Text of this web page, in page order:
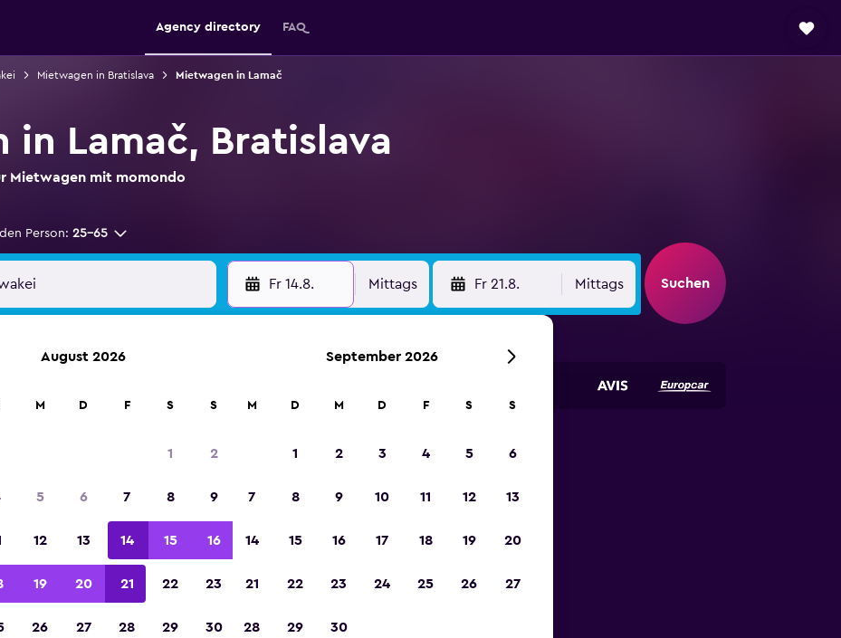
Agency directory FAQ
Mietwagen in Bratislava Mietwagen in Lamač
in Lamač, Bratislava
Mietwagen mit momondo
Person: 25-65
Fr 14.8. Mittags Fr 21.8. Mittags Suchen
an über 70.000 Standorten mit momondo.
Sieger 2023 gekürt
August 2026
M D F S S
1 2
5 6 7 8 9
12 13 14 15 16
19 20 21 22 23
26 27 28 29 30
September 2026
M D M D F S S
1 2 3 4 5 6
7 8 9 10 11 12 13
14 15 16 17 18 19 20
21 22 23 24 25 26 27
28 29 30